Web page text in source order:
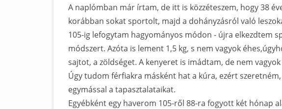
A naplómban már írtam, de itt is közzéteszem, hogy 38
korábban sokat sportolt, majd a dohányzásról való
105-ig lefogytam hagyományos módon - újra elkezdtem
módszert. Azóta is lement 1,5 kg, s nem vagyok
sajtot, a zöldséget. A kenyeret is imádtam, de nem
Úgy tudom férfiakra másként hat a kúra, ezért
egymással a tapasztalataikat.
Egyébként egy haverom 105-ről 88-ra fogyott két hónap